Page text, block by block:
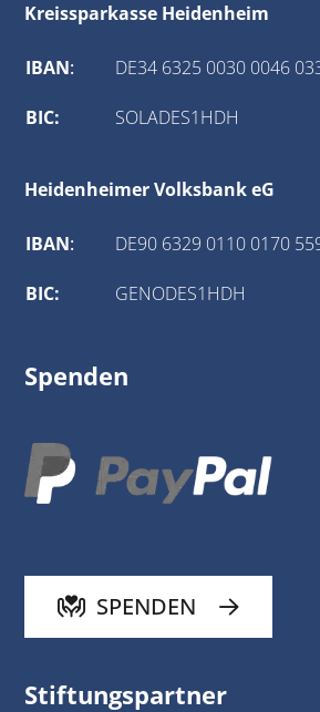
Kreissparkasse Heidenheim
IBAN: DE34 6325 0030 0046
BIC: SOLADES1HDH
Heidenheimer Volksbank eG
IBAN: DE90 6329 0110 0170
BIC: GENODES1HDH
Spenden
SPENDEN
Stiftungspartner